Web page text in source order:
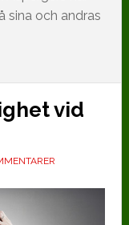
sina och andras
vid